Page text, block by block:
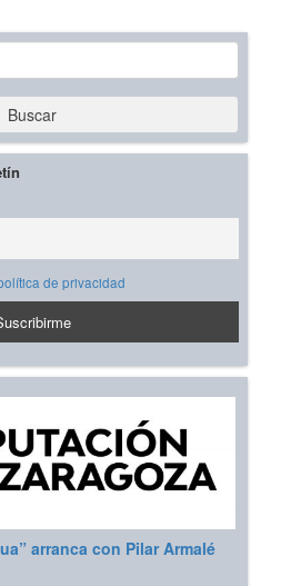
Buscar
de privacidad
arranca con Pilar Armalé